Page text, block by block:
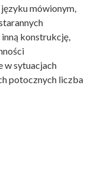
języku mówionym,
konstrukcję,
w sytuacjach
potocznych liczba